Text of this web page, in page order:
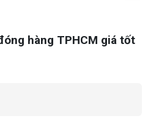
hàng TPHCM giá tốt